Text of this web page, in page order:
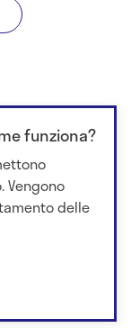
funziona?
Vengono
delle